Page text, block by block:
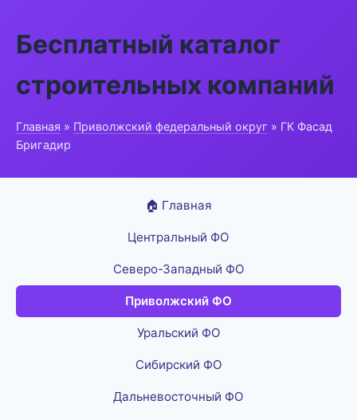
Бесплатный каталог
строительных компаний
Главная » Приволжский федеральный округ » ГК Фасад
Бригадир
🏠 Главная
Центральный ФО
Северо-Западный ФО
Приволжский ФО
Уральский ФО
Сибирский ФО
Дальневосточный ФО